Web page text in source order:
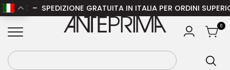
– SPEDIZIONE GRATUITA IN ITALIA PER ORDINI
0
Home / Donna/Abbigliamento donna/Gonne
donna / THOM BROWNE Gonna